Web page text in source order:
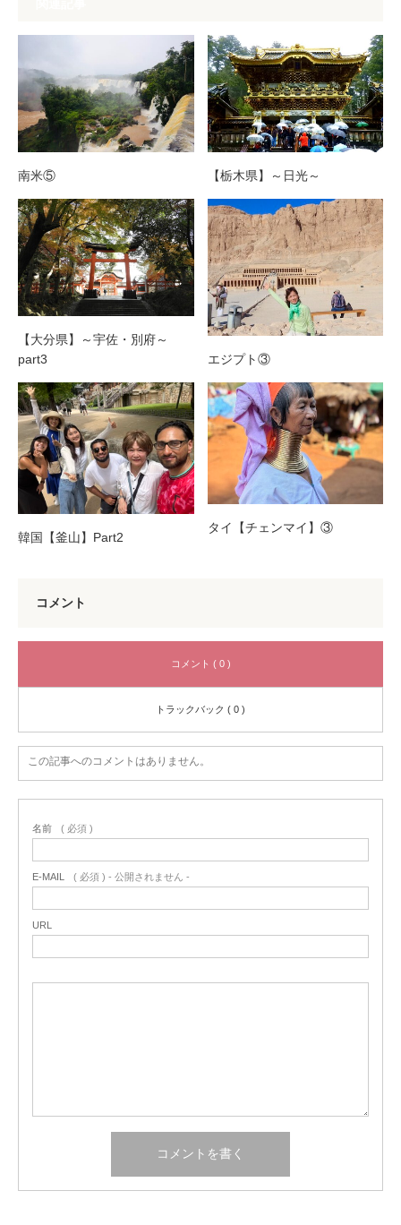
南米⑤ 【栃木県】～日光～
【大分県】～宇佐・別府～
part3
エジプト③
韓国【釜山】Part2
タイ【チェンマイ】③
コメント
コメント ( 0 )
トラックバック ( 0 )
この記事へのコメントはありません。
名前 ( 必須 )
E-MAIL ( 必須 ) - 公開されません -
URL